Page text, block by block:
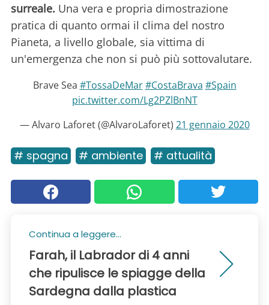
surreale. Una vera e propria dimostrazione
pratica di quanto ormai il clima del nostro
Pianeta, a livello globale, sia vittima di
un'emergenza che non si può più sottovalutare.
Brave Sea #TossaDeMar #CostaBrava #Spain
pic.twitter.com/Lg2PZlBnNT
— Alvaro Laforet (@AlvaroLaforet) 21 gennaio 2020
# spagna # ambiente # attualità
Continua a leggere...
Farah, il Labrador di 4 anni
che ripulisce le spiagge della
Sardegna dalla plastica